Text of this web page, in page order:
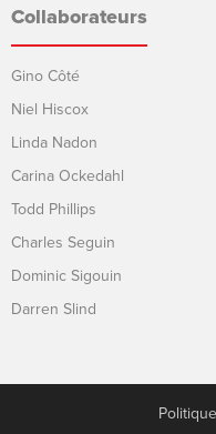
Collaborateurs
Gino Côté
Niel Hiscox
Linda Nadon
Carina Ockedahl
Todd Phillips
Charles Seguin
Dominic Sigouin
Darren Slind